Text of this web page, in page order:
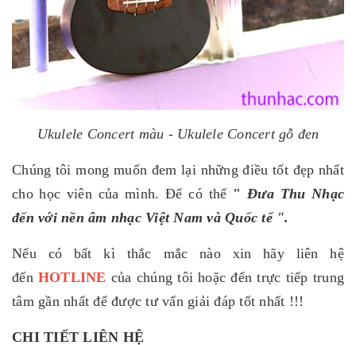
Ukulele Concert màu - Ukulele Concert gỗ đen
Chúng tôi mong muốn đem lại những điều tốt đẹp nhất
cho học viên của mình. Để có thể " Đưa Thu Nhạc
đến với nền âm nhạc Việt Nam và Quốc tế ".
Nếu có bất kì thắc mắc nào xin hãy liên hệ
đến HOTLINE của chúng tôi hoặc đến trực tiếp trung
tâm gần nhất để được tư vấn giải đáp tốt nhất !!!
CHI TIẾT LIÊN HỆ